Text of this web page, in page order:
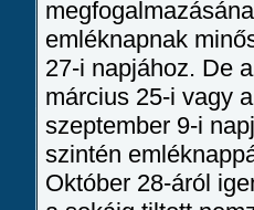
emléknapnak
27-i napjához. De
március 25-i vagy
szeptember 9-i
szintén
Október 28-áról